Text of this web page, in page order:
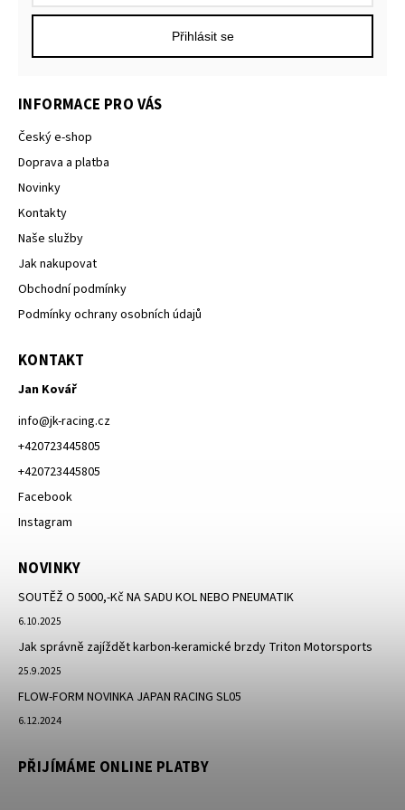
INFORMACE PRO VÁS
Český e-shop
Doprava a platba
Novinky
Kontakty
Naše služby
Jak nakupovat
Obchodní podmínky
Podmínky ochrany osobních údajů
KONTAKT
Jan Kovář
info@jk-racing.cz
+420723445805
+420723445805
Facebook
Instagram
NOVINKY
SOUTĚŽ O 5000,-Kč NA SADU KOL NEBO PNEUMATIK
6.10.2025
Jak správně zajíždět karbon-keramické brzdy Triton Motorsports
25.9.2025
FLOW-FORM NOVINKA JAPAN RACING SL05
6.12.2024
PŘIJÍMÁME ONLINE PLATBY
Přihlásit se